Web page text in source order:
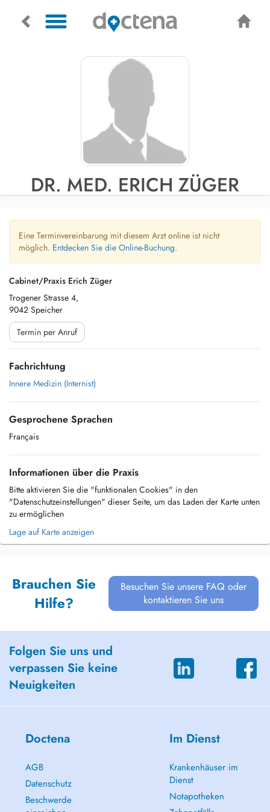
DR. MED. ERICH ZÜGER
Eine Terminvereinbarung mit diesem Arzt online ist nicht
möglich. Entdecken Sie die Online-Buchung.
Cabinet/Praxis Erich Züger
Trogener Strasse 4,
9042 Speicher
Termin per Anruf
Fachrichtung
Innere Medizin (Internist)
Gesprochene Sprachen
Français
Informationen über die Praxis
Bitte aktivieren Sie die "funktionalen Cookies" in den
"Datenschutzeinstellungen" dieser Seite, um das Laden der Karte unten
zu ermöglichen
Lage auf Karte anzeigen
Brauchen Sie
Hilfe?
Besuchen Sie unsere FAQ oder
kontaktieren Sie uns
Folgen Sie uns und
verpassen Sie keine
Neuigkeiten
Doctena
AGB
Datenschutz
Beschwerde
Im Dienst
Krankenhäuser im
Dienst
Notapotheken